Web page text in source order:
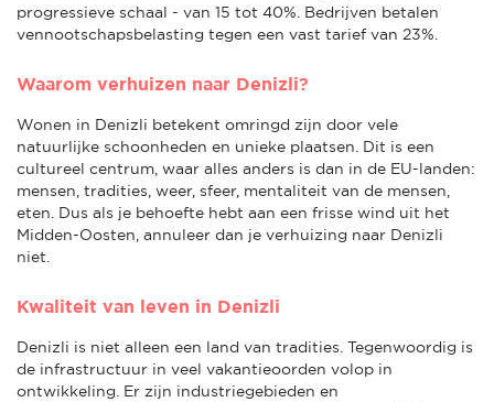
progressieve schaal - van 15 tot 40%. Bedrijven betalen
vennootschapsbelasting tegen een vast tarief van 23%.
Waarom verhuizen naar Denizli?
Wonen in Denizli betekent omringd zijn door vele
natuurlijke schoonheden en unieke plaatsen. Dit is een
cultureel centrum, waar alles anders is dan in de EU-landen:
mensen, tradities, weer, sfeer, mentaliteit van de mensen,
eten. Dus als je behoefte hebt aan een frisse wind uit het
Midden-Oosten, annuleer dan je verhuizing naar Denizli
niet.
Kwaliteit van leven in Denizli
Denizli is niet alleen een land van tradities. Tegenwoordig is
de infrastructuur in veel vakantieoorden volop in
ontwikkeling. Er zijn industriegebieden en